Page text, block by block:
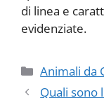
di linea e
evidenziate.
Categorie
Animali da
Quali sono